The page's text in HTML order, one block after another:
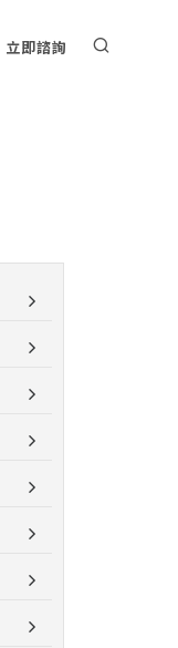
立即諮詢